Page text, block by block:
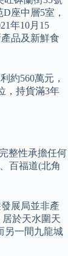
座中層5室，
年10月15
品及新鮮食
約560萬元，
，持貨滿3年
整性承擔任何
百福道(北角
展局並非產
於天水圍天
另一間九龍城